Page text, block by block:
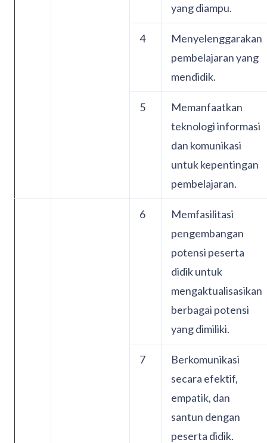
yang diampu.
4
Menyelenggarakan
pembelajaran yang
mendidik.
5
Memanfaatkan
teknologi informasi
dan komunikasi
untuk kepentingan
pembelajaran.
6
Memfasilitasi
pengembangan
potensi peserta
didik untuk
mengaktualisasikan
berbagai potensi
yang dimiliki.
7
Berkomunikasi
secara efektif,
empatik, dan
santun dengan
peserta didik.